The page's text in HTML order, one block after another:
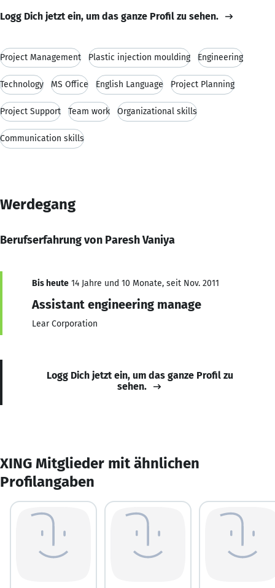
Logg Dich jetzt ein, um das ganze Profil zu sehen.
Project Management Plastic injection moulding Engineering
Technology MS Office English Language Project Planning
Project Support Team work Organizational skills
Communication skills
Werdegang
Berufserfahrung von Paresh Vaniya
Bis heute 14 Jahre und 10 Monate, seit Nov. 2011
Assistant engineering manage
Lear Corporation
Logg Dich jetzt ein, um das ganze Profil zu
sehen.
XING Mitglieder mit ähnlichen
Profilangaben